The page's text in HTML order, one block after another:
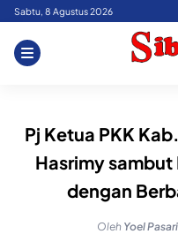
Skip
content
Sabtu, 8 Agustus 2026
Pj Ketua PKK
Hasrimy sambut
dengan
Oleh Yoel